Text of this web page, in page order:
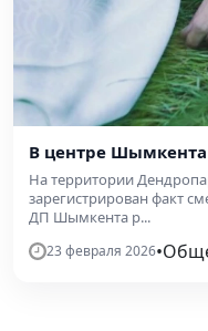
В центре
На территории
зарегистрирован факт
ДП Шымкента р...
23 февраля 2026•